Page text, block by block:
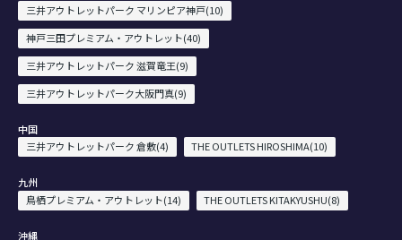
三井アウトレットパーク マリンピア神戸(10)
神戸三田プレミアム・アウトレット(40)
三井アウトレットパーク 滋賀竜王(9)
三井アウトレットパーク大阪門真(9)
中国
三井アウトレットパーク 倉敷(4)
THE OUTLETS HIROSHIMA(10)
九州
鳥栖プレミアム・アウトレット(14)
THE OUTLETS KITAKYUSHU(8)
沖縄